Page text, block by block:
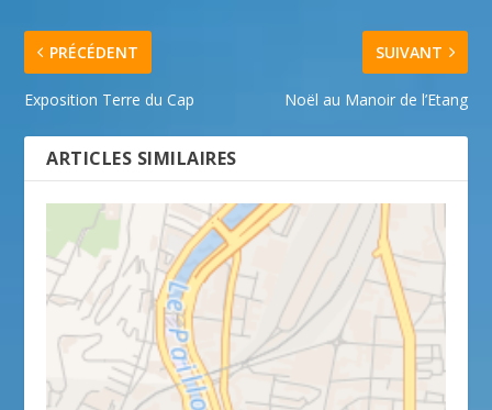
PRÉCÉDENT
Exposition Terre du Cap
SUIVANT
Noël au Manoir de l’Etang
ARTICLES SIMILAIRES